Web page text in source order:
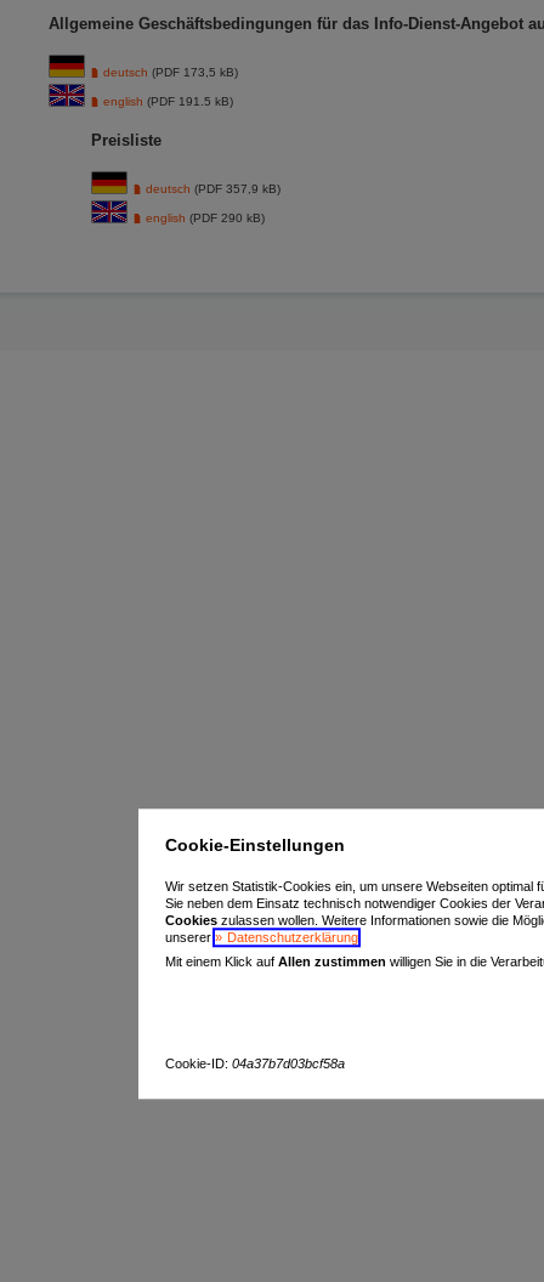
Allgemeine Geschäftsbedingungen für das Info-Dienst-Angebot
deutsch (PDF 173,5 kB)
english (PDF 191.5 kB)
Preisliste
deutsch (PDF 357,9 kB)
english (PDF 290 kB)
Cookie-Einstellungen
Wir setzen Statistik-Cookies ein, um unsere Webseiten
Sie neben dem Einsatz technisch notwendiger Cookies der
Cookieszulassen wollen. Weitere Informationen sowie die
unserer
Datenschutzerklärung.
Mit einem Klick auf Allen zustimmen willigen Sie in die
Cookie-ID: 04a37b7d03bcf58a